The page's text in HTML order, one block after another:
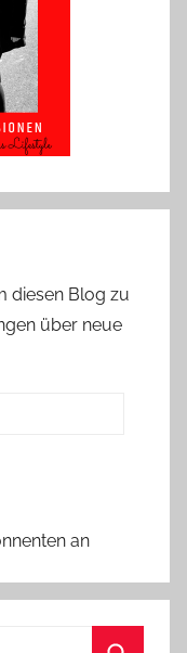
diesen Blog zu
über neue
an